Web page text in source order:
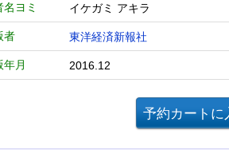
名ヨミ イケガミ アキラ
者 東洋経済新報社
年月 2016.12